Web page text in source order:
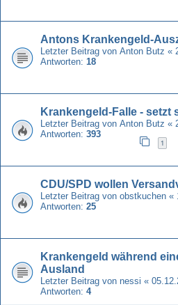
Antons Krankengeld-
Letzter Beitrag von Anton Butz «
Antworten: 18
Krankengeld-Falle - setzt
Letzter Beitrag von Anton Butz «
Antworten: 393
1
CDU/SPD wollen
Letzter Beitrag von obstkuchen «
Antworten: 25
Krankengeld während
Ausland
Letzter Beitrag von nessi «
Antworten: 4